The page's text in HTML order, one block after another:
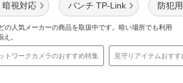
暗視対応 パンチ TP-Link 防犯
の人気メーカーの商品を取扱中です。暗い場所でも利用
え。
トワークカメラのおすすめ特集 見守りアイテムおすす